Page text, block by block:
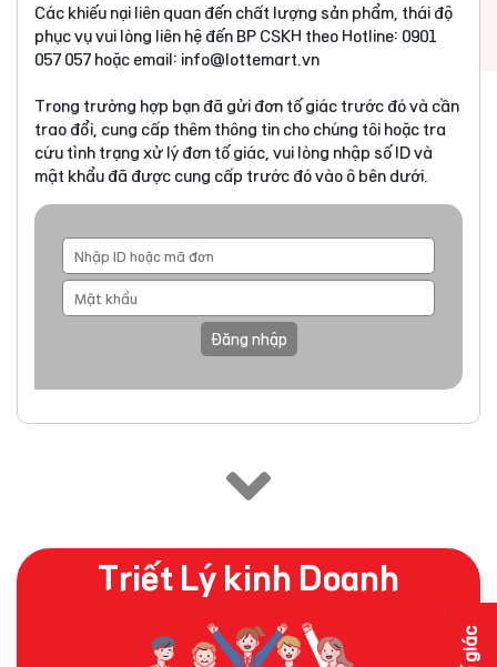
Các khiếu nại liên quan đến chất lượng sản phẩm, thái độ
phục vụ vui lòng liên hệ đến BP CSKH theo Hotline: 0901
057 057 hoặc email: info@lottemart.vn
Trong trường hợp bạn đã gửi đơn tố giác trước đó và cần
trao đổi, cung cấp thêm thông tin cho chúng tôi hoặc tra
cứu tình trạng xử lý đơn tố giác, vui lòng nhập số ID và
mật khẩu đã được cung cấp trước đó vào ô bên dưới.
Đăng nhập
Triết Lý kinh Doanh